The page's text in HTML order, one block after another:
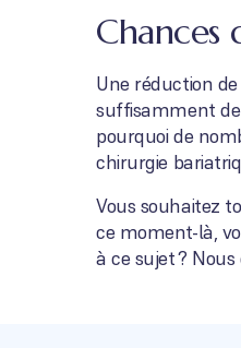
Chances
Une réduction
suffisamment de
pourquoi de
chirurgie
Vous souhaitez
ce moment-là,
à ce sujet ? Nous